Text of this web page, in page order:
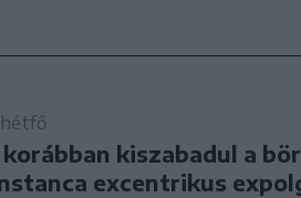
hétfő
kiszabadul a
excentrikus